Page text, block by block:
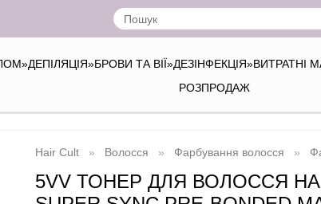
»ДЕПІЛЯЦІЯ»БРОВИ ТА ВІЇ»ДЕЗІНФЕКЦІЯ»ВИТРАТНІ
РОЗПРОДАЖ
Hair Cult Волосся Фарбування волосся
5VV ТОНЕР ДЛЯ ВОЛОССЯ